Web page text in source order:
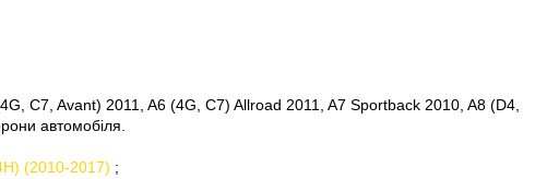
C7, Avant) 2011, A6 (4G, C7) Allroad 2011, A7 Sportback 2010, A8 (D4,
автомобіля.
(2010-2017) ;